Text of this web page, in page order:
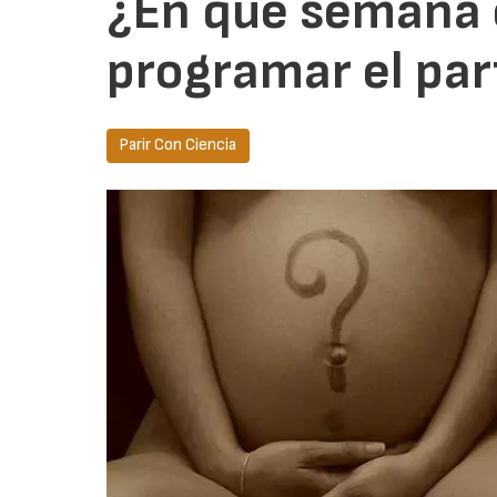
programar el
Parir Con Ciencia